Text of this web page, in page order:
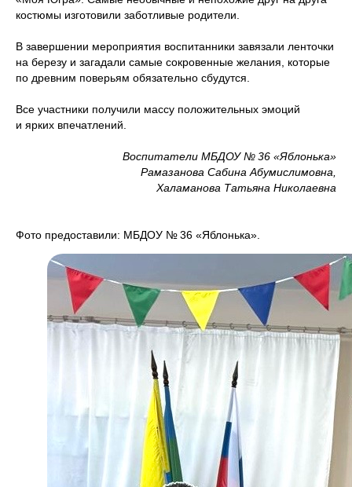
костюмы изготовили заботливые родители.
В завершении мероприятия воспитанники завязали ленточки
на березу и загадали самые сокровенные желания, которые
по древним поверьям обязательно сбудутся.
Все участники получили массу положительных эмоций
и ярких впечатлений.
Воспитатели МБДОУ № 36 «Яблонька»
Рамазанова Сабина Абумислимовна,
Халаманова Татьяна Николаевна
Фото предоставили: МБДОУ № 36 «Яблонька».